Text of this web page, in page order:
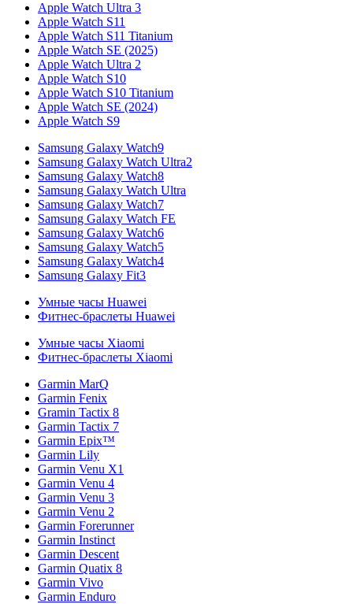
Apple Watch Ultra 3
Apple Watch S11
Apple Watch S11 Titanium
Apple Watch SE (2025)
Apple Watch Ultra 2
Apple Watch S10
Apple Watch S10 Titanium
Apple Watch SE (2024)
Apple Watch S9
Samsung Galaxy Watch9
Samsung Galaxy Watch Ultra2
Samsung Galaxy Watch8
Samsung Galaxy Watch Ultra
Samsung Galaxy Watch7
Samsung Galaxy Watch FE
Samsung Galaxy Watch6
Samsung Galaxy Watch5
Samsung Galaxy Watch4
Samsung Galaxy Fit3
Умные часы Huawei
Фитнес-браслеты Huawei
Умные часы Xiaomi
Фитнес-браслеты Xiaomi
Garmin MarQ
Garmin Fenix
Gramin Tactix 8
Garmin Tactix 7
Garmin Epix™
Garmin Lily
Garmin Venu X1
Garmin Venu 4
Garmin Venu 3
Garmin Venu 2
Garmin Forerunner
Garmin Instinct
Garmin Descent
Garmin Quatix 8
Garmin Vivo
Garmin Enduro